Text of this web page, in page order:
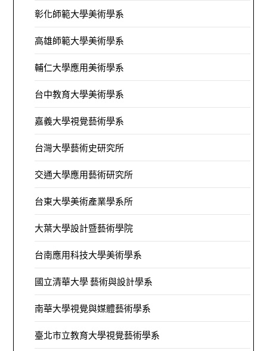
彰化師範大學美術學系
高雄師範大學美術學系
輔仁大學應用美術學系
台中教育大學美術學系
嘉義大學視覺藝術學系
台灣大學藝術史研究所
交通大學應用藝術研究所
台東大學美術產業學系所
大葉大學設計暨藝術學院
台南應用科技大學美術學系
國立清華大學 藝術與設計學系
南華大學視覺與媒體藝術學系
臺北市立教育大學視覺藝術學系